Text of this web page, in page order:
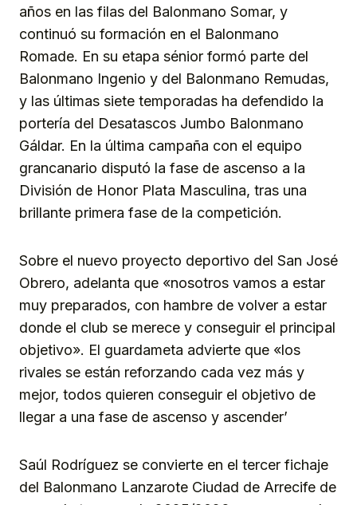
años en las filas del Balonmano Somar, y
continuó su formación en el Balonmano
Romade. En su etapa sénior formó parte del
Balonmano Ingenio y del Balonmano Remudas,
y las últimas siete temporadas ha defendido la
portería del Desatascos Jumbo Balonmano
Gáldar. En la última campaña con el equipo
grancanario disputó la fase de ascenso a la
División de Honor Plata Masculina, tras una
brillante primera fase de la competición.
Sobre el nuevo proyecto deportivo del San José
Obrero, adelanta que «nosotros vamos a estar
muy preparados, con hambre de volver a estar
donde el club se merece y conseguir el principal
objetivo». El guardameta advierte que «los
rivales se están reforzando cada vez más y
mejor, todos quieren conseguir el objetivo de
llegar a una fase de ascenso y ascender’
Saúl Rodríguez se convierte en el tercer fichaje
del Balonmano Lanzarote Ciudad de Arrecife de